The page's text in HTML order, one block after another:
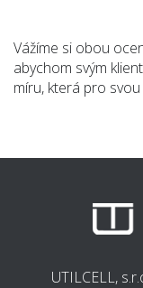
Vážíme si obou
abychom svým
míru, která pro
UTILCELL,